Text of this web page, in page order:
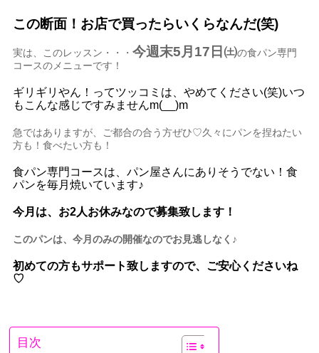
この断面！お店で買ったらいくらなんだ(笑)
実は、このレッスン・・・今週末5月17日㈯の食パン専門
コースのメニューです！
ギリギリやん！ってツッコミは、やめてください(笑)いつ
もこんな感じですみませんm(__)m
急ではありますが、ご都合の合う方ぜひ♡久々にパンを捏ねたい
方も！食べたい方も！
食パン専門コースは、パン屋さんにありそうでない！食
パンを毎月焼いています♪
今月は、お2人お休みなので募集致します！
このパンは、今月のみの開催なのでお見逃しなく♪
初めての方もサポート致しますので、ご安心くださいね
♡
目次